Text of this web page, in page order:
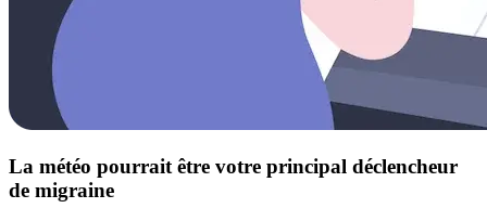
La météo pourrait être votre principal déclencheur
de migraine